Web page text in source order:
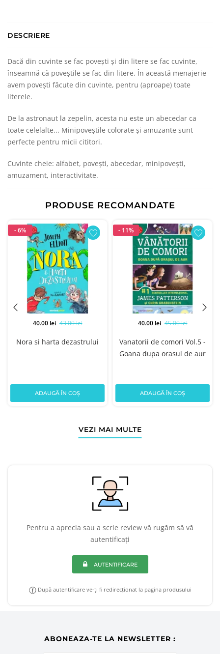
DESCRIERE
Dacă din cuvinte se fac povești și din litere se fac cuvinte,
înseamnă că poveștile se fac din litere. În această menajerie
avem povești făcute din cuvinte, pentru (aproape) toate
literele.
De la astronaut la zepelin, acesta nu este un abecedar ca
toate celelalte... Minipoveștile colorate și amuzante sunt
perfecte pentru micii cititori.
Cuvinte cheie: alfabet, povești, abecedar, minipovești,
amuzament, interactivitate.
PRODUSE RECOMANDATE
- 6%
Nora si harta dezastrului
40.00 lei 43.00 lei
ADAUGĂ ÎN COȘ
- 11%
Vanatorii de comori Vol.5 -
Goana dupa orasul de aur
40.00 lei 45.00 lei
ADAUGĂ ÎN COȘ
VEZI MAI MULTE
Pentru a aprecia sau a scrie review vă rugăm să vă
autentificați
AUTENTIFICARE
După autentificare ve-ți fi redirecționat la pagina produsului
ABONEAZA-TE LA NEWSLETTER :